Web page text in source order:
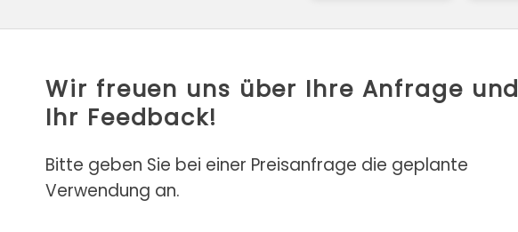
Wir freuen uns über Ihre Anfrage und
Ihr Feedback!
Bitte geben Sie bei einer Preisanfrage die geplante
Verwendung an.